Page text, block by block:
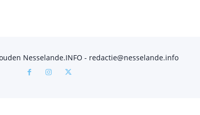
Nesselande.INFO - redactie@nesselande.info